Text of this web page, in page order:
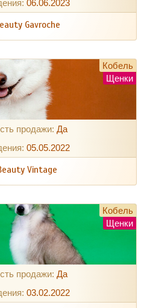
06.06.2023
Gavroche
Кобель
Щенки
продажи:Да
05.05.2022
Vintage
Кобель
Щенки
продажи:Да
03.02.2022